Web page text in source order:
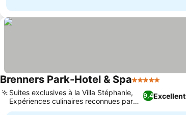
Brenners Park-Hotel & Spa5 Étoiles
9,4Excellent
Suites exclusives à la Villa Stéphanie,
Expériences culinaires reconnues par
Michelin